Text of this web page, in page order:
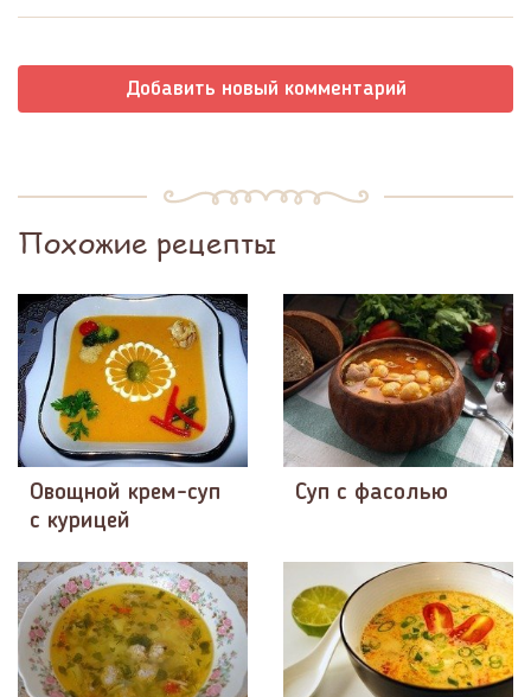
Добавить новый комментарий
Похожие рецепты
Овощной крем-суп
с курицей
Суп с фасолью